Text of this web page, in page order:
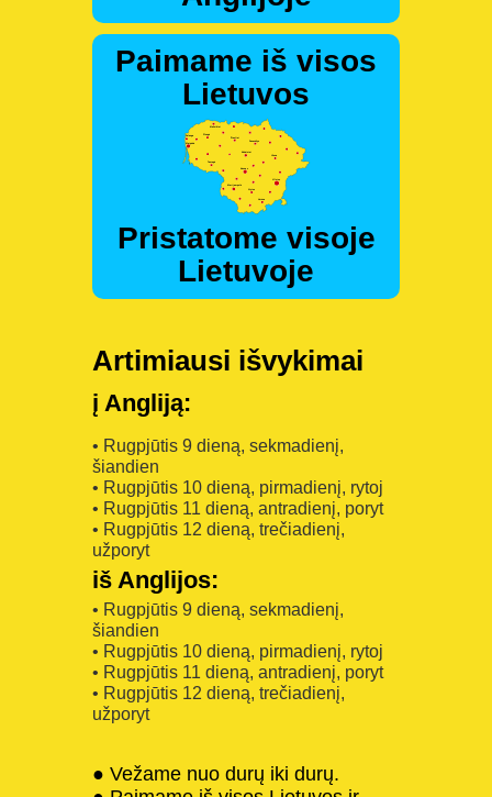
Paimame iš visos
Lietuvos
Pristatome visoje
Lietuvoje
Artimiausi išvykimai
į Angliją:
• Rugpjūtis 9 dieną, sekmadienį,
šiandien
• Rugpjūtis 10 dieną, pirmadienį, rytoj
• Rugpjūtis 11 dieną, antradienį, poryt
• Rugpjūtis 12 dieną, trečiadienį,
užporyt
iš Anglijos:
• Rugpjūtis 9 dieną, sekmadienį,
šiandien
• Rugpjūtis 10 dieną, pirmadienį, rytoj
• Rugpjūtis 11 dieną, antradienį, poryt
• Rugpjūtis 12 dieną, trečiadienį,
užporyt
● Vežame nuo durų iki durų.